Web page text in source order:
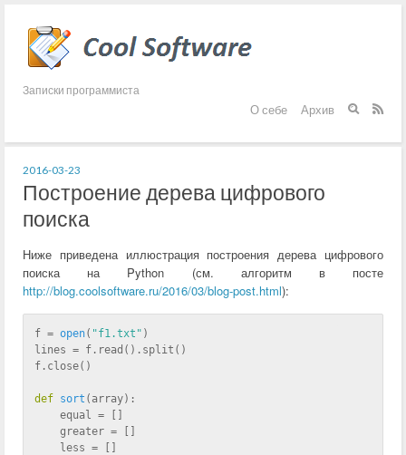
Записки программиста
О себе Архив  
2016-03-23
Построение дерева цифрового
поиска
Ниже приведена иллюстрация построения дерева цифрового
поиска на Python (см. алгоритм в посте
http://blog.coolsoftware.ru/2016/03/blog-post.html):
f = open( "f1.txt" )
lines = f.read().split()
f.close()
def sort ( array):
    equal = []
    greater = []
    less = []